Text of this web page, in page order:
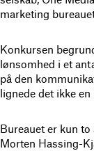
marketing
Konkursen
lønsomhed i et
på den
lignede det ikke
Bureauet er kun
Morten Hassing-